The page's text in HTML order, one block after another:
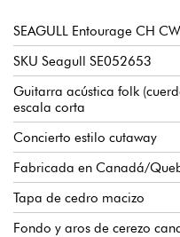
SEAGULL Entourage CH
SKU Seagull SE052653
Guitarra acústica folk
escala corta
Concierto estilo cutaway
Fabricada en Canadá/
Tapa de cedro macizo
Fondo y aros de cerezo